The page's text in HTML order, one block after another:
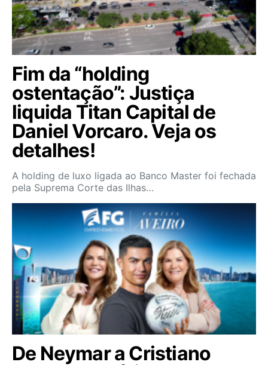
Fim da “holding
ostentação”: Justiça
liquida Titan Capital de
Daniel Vorcaro. Veja os
detalhes!
A holding de luxo ligada ao Banco Master foi fechada
pela Suprema Corte das Ilhas…
De Neymar a Cristiano